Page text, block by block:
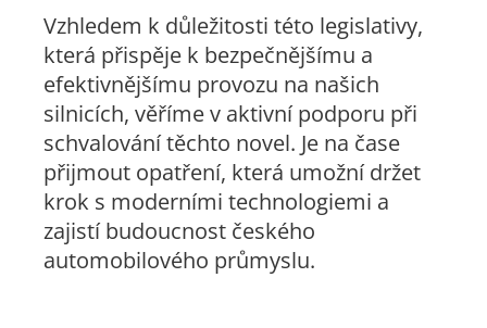
Vzhledem k důležitosti této legislativy,
která přispěje k bezpečnějšímu a
efektivnějšímu provozu na našich
silnicích, věříme v aktivní podporu při
schvalování těchto novel. Je na čase
přijmout opatření, která umožní držet
krok s moderními technologiemi a
zajistí budoucnost českého
automobilového průmyslu.